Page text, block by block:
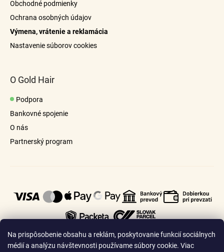
Na prispôsobenie obsahu a reklám, poskytovanie funkcií sociálnych
médií a analýzu návštevnosti používame súbory cookie. Viac
Obchodné podmienky
Ochrana osobných údajov
Výmena, vrátenie a reklamácia
Nastavenie súborov cookies
O Gold Hair
Podpora
Bankovné spojenie
O nás
Partnerský program